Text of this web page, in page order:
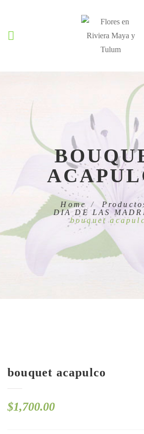
Home
DIA DE LAS
bouquet
bouquet acapulco
$1,700.00